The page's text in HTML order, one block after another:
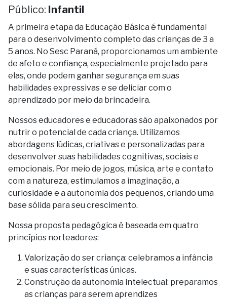
Público: Infantil
A primeira etapa da Educação Básica é fundamental
para o desenvolvimento completo das crianças de 3 a
5 anos. No Sesc Paraná, proporcionamos um ambiente
de afeto e confiança, especialmente projetado para
elas, onde podem ganhar segurança em suas
habilidades expressivas e se deliciar com o
aprendizado por meio da brincadeira.
Nossos educadores e educadoras são apaixonados por
nutrir o potencial de cada criança. Utilizamos
abordagens lúdicas, criativas e personalizadas para
desenvolver suas habilidades cognitivas, sociais e
emocionais. Por meio de jogos, música, arte e contato
com a natureza, estimulamos a imaginação, a
curiosidade e a autonomia dos pequenos, criando uma
base sólida para seu crescimento.
Nossa proposta pedagógica é baseada em quatro
princípios norteadores:
Valorização do ser criança: celebramos a infância
e suas características únicas.
Construção da autonomia intelectual: preparamos
as crianças para serem aprendizes